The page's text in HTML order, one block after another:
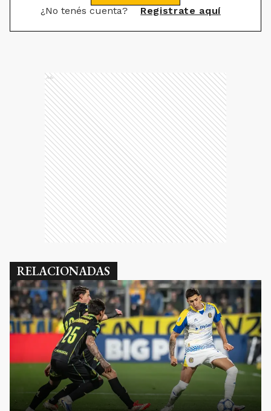
¿No tenés cuenta? Registrate aquí
Ads
RELACIONADAS